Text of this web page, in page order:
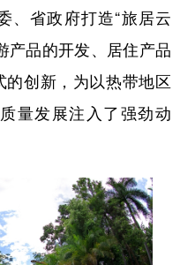
省政府打造“旅居云
产品的开发、居住产品
创新，为以热带地区
量发展注入了强劲动